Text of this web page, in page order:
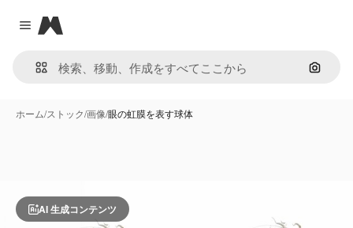
Close menu
Magnific
画像で
ホーム/ストック/画像/眼の虹膜を表す球体
AI 生成コンテンツ